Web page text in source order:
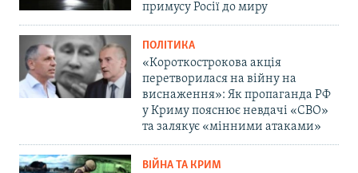
примусу Росії до миру
ПОЛІТИКА
«Короткострокова акція
перетворилася на війну на
виснаження»: Як пропаганда РФ
у Криму пояснює невдачі «СВО»
та залякує «мінними атаками»
ВІЙНА ТА КРИМ